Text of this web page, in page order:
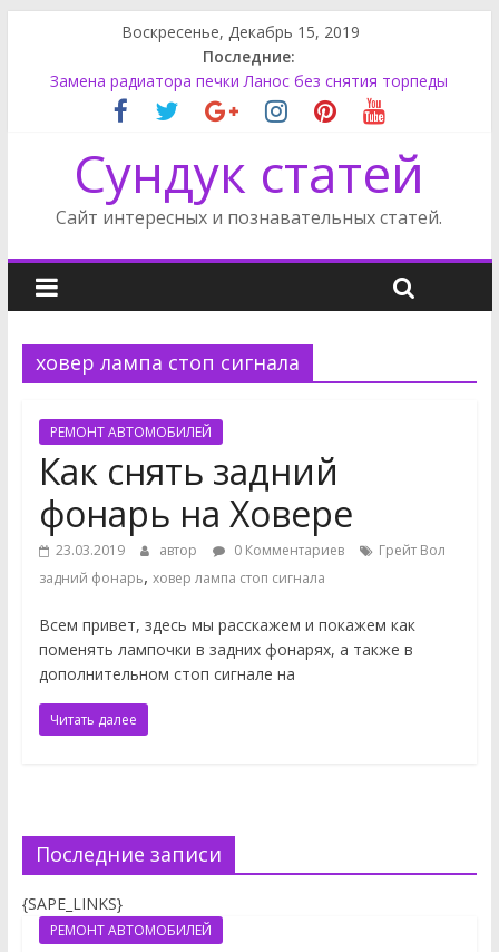
Воскресенье, Декабрь 15, 2019
Последние:
Замена радиатора печки Ланос без снятия торпеды
Форд Фокус снять стеклоподъемник
Опель Астра установка не штатной магнитолы
Ленд Ровер Дискавери замена топливного фильтра
Ниссан Ноут задний фонарь
Сундук статей
Сайт интересных и познавательных статей.
ховер лампа стоп сигнала
РЕМОНТ АВТОМОБИЛЕЙ
Как снять задний
фонарь на Ховере
23.03.2019 автор 0 Комментариев
Грейт Вол
задний фонарь, ховер лампа стоп сигнала
Всем привет, здесь мы расскажем и покажем как
поменять лампочки в задних фонарях, а также в
дополнительном стоп сигнале на
Читать далее
Последние записи
{SAPE_LINKS}
РЕМОНТ АВТОМОБИЛЕЙ